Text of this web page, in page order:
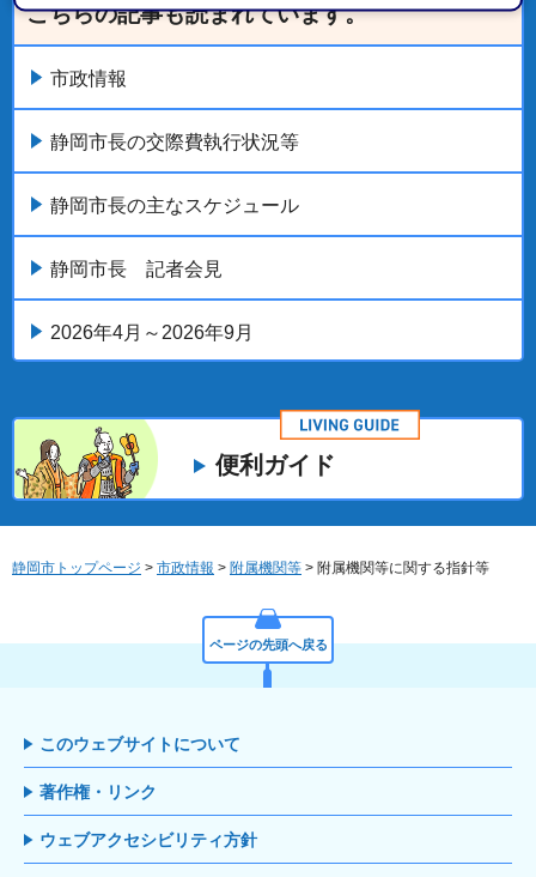
こちらの記事も読まれています。
市政情報
静岡市長の交際費執行状況等
静岡市長の主なスケジュール
静岡市長 記者会見
2026年4月～2026年9月
便利ガイド
静岡市トップページ > 市政情報 > 附属機関等 > 附属機関等に関する指針等
ページの先頭へ戻る
このウェブサイトについて
著作権・リンク
ウェブアクセシビリティ方針